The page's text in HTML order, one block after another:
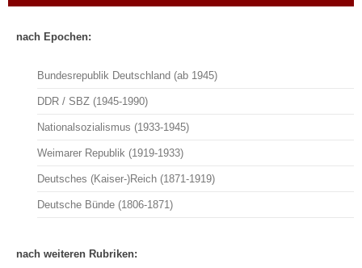
nach Epochen:
Bundesrepublik Deutschland (ab 1945)
DDR / SBZ (1945-1990)
Nationalsozialismus (1933-1945)
Weimarer Republik (1919-1933)
Deutsches (Kaiser-)Reich (1871-1919)
Deutsche Bünde (1806-1871)
nach weiteren Rubriken: